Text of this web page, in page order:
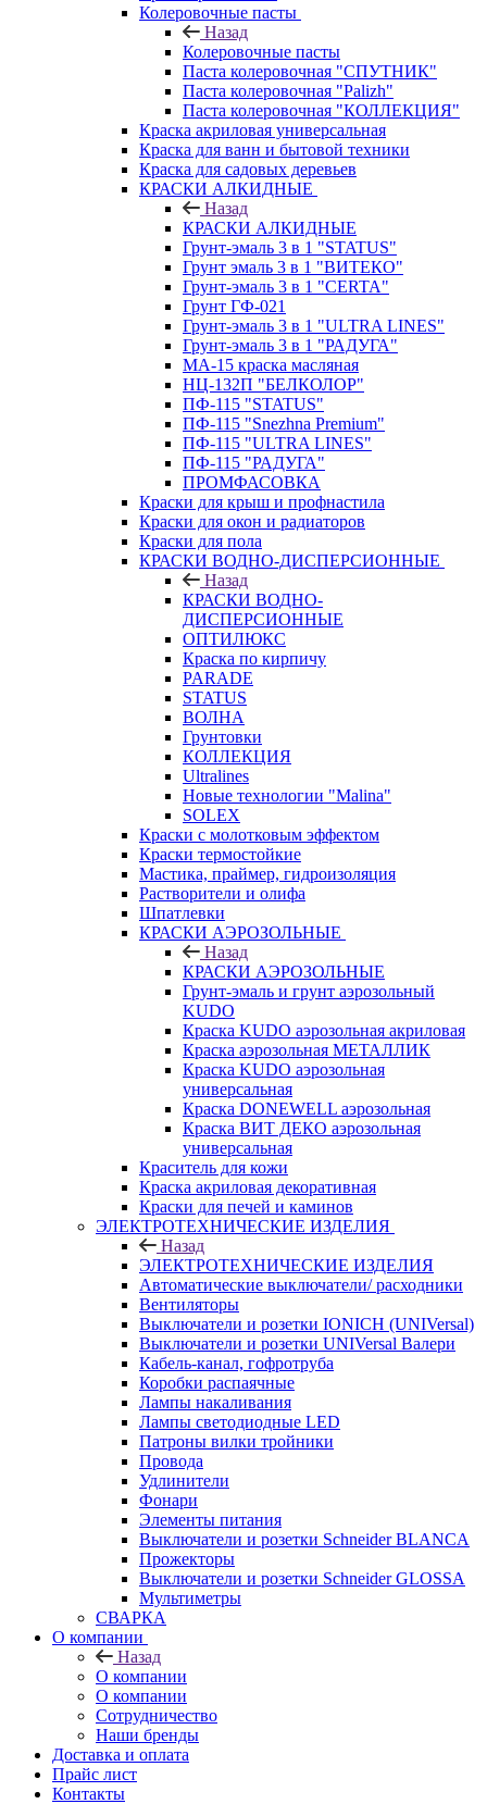
Колеровочные пасты
Назад
Колеровочные пасты
Паста колеровочная "СПУТНИК"
Паста колеровочная "Palizh"
Паста колеровочная "КОЛЛЕКЦИЯ"
Краска акриловая универсальная
Краска для ванн и бытовой техники
Краска для садовых деревьев
КРАСКИ АЛКИДНЫЕ
Назад
КРАСКИ АЛКИДНЫЕ
Грунт-эмаль 3 в 1 "STATUS"
Грунт эмаль 3 в 1 "ВИТЕКО"
Грунт-эмаль 3 в 1 "CERTA"
Грунт ГФ-021
Грунт-эмаль 3 в 1 "ULTRA LINES"
Грунт-эмаль 3 в 1 "РАДУГА"
МА-15 краска масляная
НЦ-132П "БЕЛКОЛОР"
ПФ-115 "STATUS"
ПФ-115 "Snezhna Premium"
ПФ-115 "ULTRA LINES"
ПФ-115 "РАДУГА"
ПРОМФАСОВКА
Краски для крыш и профнастила
Краски для окон и радиаторов
Краски для пола
КРАСКИ ВОДНО-ДИСПЕРСИОННЫЕ
Назад
КРАСКИ ВОДНО-
ДИСПЕРСИОННЫЕ
ОПТИЛЮКС
Краска по кирпичу
PARADE
STATUS
ВОЛНА
Грунтовки
КОЛЛЕКЦИЯ
Ultralines
Новые технологии "Malina"
SOLEX
Краски с молотковым эффектом
Краски термостойкие
Мастика, праймер, гидроизоляция
Растворители и олифа
Шпатлевки
КРАСКИ АЭРОЗОЛЬНЫЕ
Назад
КРАСКИ АЭРОЗОЛЬНЫЕ
Грунт-эмаль и грунт аэрозольный
KUDO
Краска KUDO аэрозольная акриловая
Краска аэрозольная МЕТАЛЛИК
Краска KUDO аэрозольная
универсальная
Краска DONEWELL аэрозольная
Краска ВИТ ДЕКО аэрозольная
универсальная
Краситель для кожи
Краска акриловая декоративная
Краски для печей и каминов
ЭЛЕКТРОТЕХНИЧЕСКИЕ ИЗДЕЛИЯ
Назад
ЭЛЕКТРОТЕХНИЧЕСКИЕ ИЗДЕЛИЯ
Автоматические выключатели/ расходники
Вентиляторы
Выключатели и розетки IONICH (UNIVersal)
Выключатели и розетки UNIVersal Валери
Кабель-канал, гофротруба
Коробки распаячные
Лампы накаливания
Лампы светодиодные LED
Патроны вилки тройники
Провода
Удлинители
Фонари
Элементы питания
Выключатели и розетки Schneider BLANCA
Прожекторы
Выключатели и розетки Schneider GLOSSA
Мультиметры
СВАРКА
О компании
Назад
О компании
О компании
Сотрудничество
Наши бренды
Доставка и оплата
Прайс лист
Контакты